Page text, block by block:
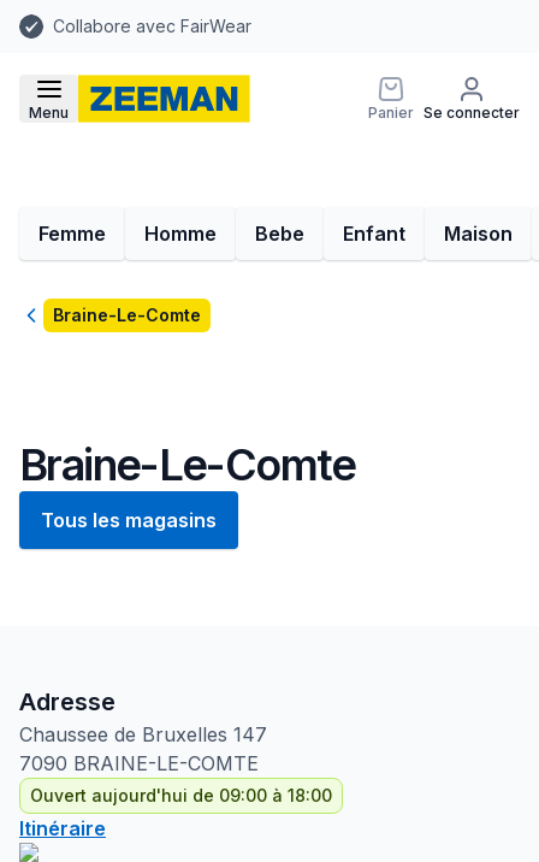
Collabore avec FairWear
Menu Panier Se connecter
Femme Homme Bebe Enfant Maison
RetourBraine-Le-Comte
Braine-Le-Comte
Tous les magasins
Adresse
Chaussee de Bruxelles 147
7090 BRAINE-LE-COMTE
Ouvert aujourd'hui de 09:00 à 18:00
Itinéraire